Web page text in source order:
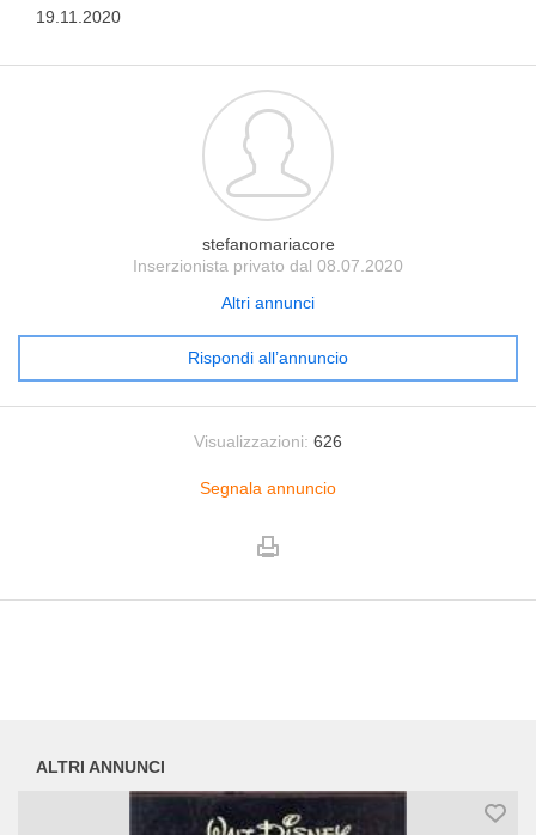
19.11.2020
stefanomariacore
Inserzionista privato dal 08.07.2020
Altri annunci
Rispondi all’annuncio
Visualizzazioni: 626
Segnala annuncio
ALTRI ANNUNCI